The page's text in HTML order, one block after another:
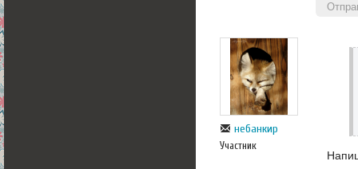
небанкир
Участник